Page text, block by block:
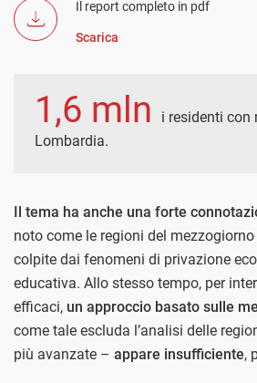
Il report completo in pdf
Scarica
1,6 mln
i residenti con
Lombardia.
Il tema ha anche una forte
noto come le regioni del
colpite dai fenomeni di privazione
educativa. Allo stesso tempo, per
efficaci, un approccio basato sulle
come tale escluda l’analisi delle
più avanzate – appare insufficiente,